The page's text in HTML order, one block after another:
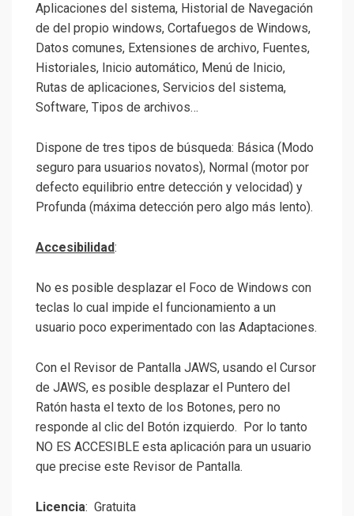
Aplicaciones del sistema, Historial de Navegación
de del propio windows, Cortafuegos de Windows,
Datos comunes, Extensiones de archivo, Fuentes,
Historiales, Inicio automático, Menú de Inicio,
Rutas de aplicaciones, Servicios del sistema,
Software, Tipos de archivos…
Dispone de tres tipos de búsqueda: Básica (Modo
seguro para usuarios novatos), Normal (motor por
defecto equilibrio entre detección y velocidad) y
Profunda (máxima detección pero algo más lento).
Accesibilidad:
No es posible desplazar el Foco de Windows con
teclas lo cual impide el funcionamiento a un
usuario poco experimentado con las Adaptaciones.
Con el Revisor de Pantalla JAWS, usando el Cursor
de JAWS, es posible desplazar el Puntero del
Ratón hasta el texto de los Botones, pero no
responde al clic del Botón izquierdo. Por lo tanto
NO ES ACCESIBLE esta aplicación para un usuario
que precise este Revisor de Pantalla.
Licencia: Gratuita